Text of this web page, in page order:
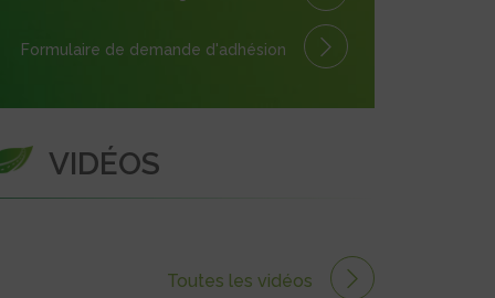
Formulaire de demande d'adhésion
VIDÉOS
Toutes les vidéos